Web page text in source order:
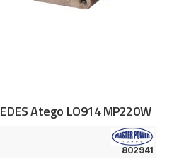
Atego LO914 MP220W
802941